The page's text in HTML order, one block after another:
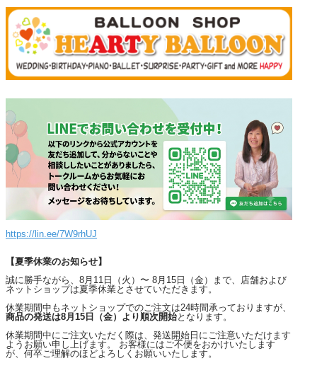
https://lin.ee/7W9rhUJ
【夏季休業のお知らせ】
誠に勝手ながら、8月11日（火）〜 8月15日（金）まで、店舗および
ネットショップは夏季休業とさせていただきます。
休業期間中もネットショップでのご注文は24時間承っておりますが、
商品の発送は8月15日（金）より順次開始となります。
休業期間中にご注文いただく際は、発送開始日にご注意いただけます
ようお願い申し上げます。 お客様にはご不便をおかけいたします
が、何卒ご理解のほどよろしくお願いいたします。